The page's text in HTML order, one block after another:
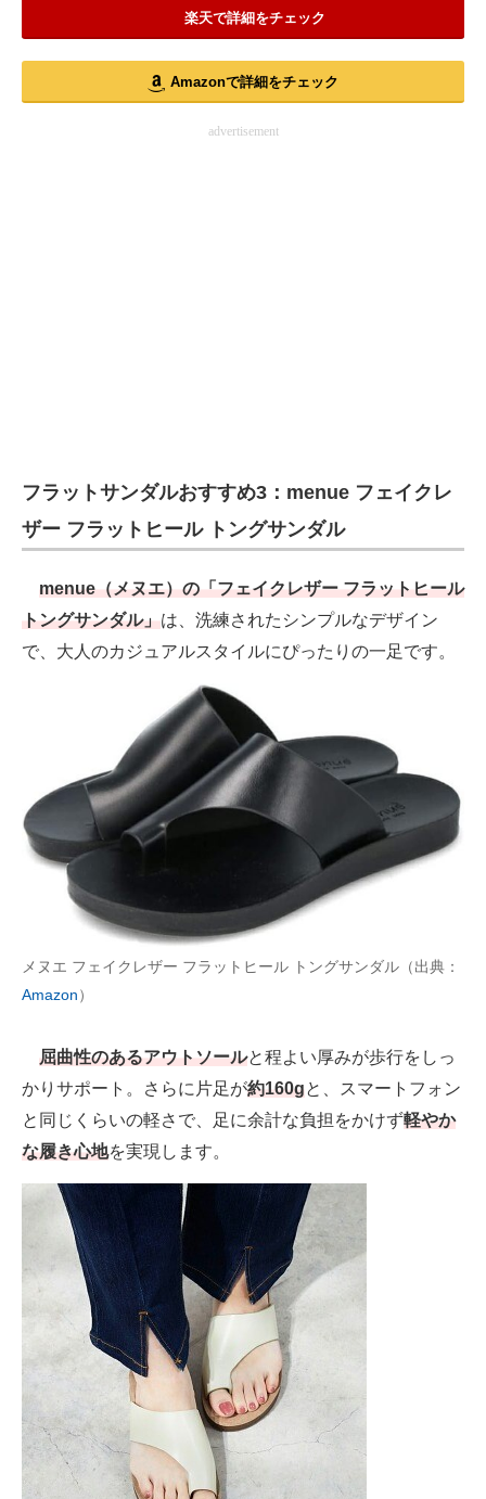
楽天で詳細をチェック
Amazonで詳細をチェック
advertisement
フラットサンダルおすすめ3：menue フェイクレ
ザー フラットヒール トングサンダル
menue（メヌエ）の「フェイクレザー フラットヒール
トングサンダル」は、洗練されたシンプルなデザイン
で、大人のカジュアルスタイルにぴったりの一足です。
メヌエ フェイクレザー フラットヒール トングサンダル（出典：
Amazon）
屈曲性のあるアウトソールと程よい厚みが歩行をしっ
かりサポート。さらに片足が約160gと、スマートフォン
と同じくらいの軽さで、足に余計な負担をかけず軽やか
な履き心地を実現します。